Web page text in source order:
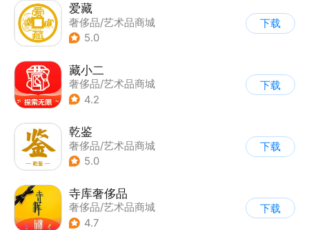
爱藏
奢侈品/艺术品商城
| 竞拍
5.0
下载
藏小二
奢侈品/艺术品商城
4.2
下载
乾鉴
奢侈品/艺术品商城
5.0
下载
寺库奢侈品
奢侈品/艺术品商城
4.7
下载